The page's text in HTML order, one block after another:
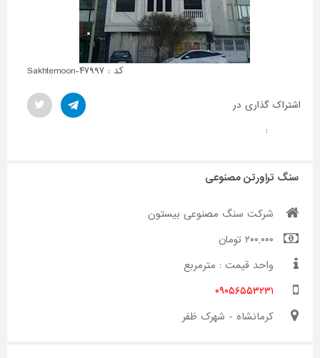
کد : Sakhtemoon-۴۷۹۹۷
اشتراک گذاری در
:
سنگ تراورتن مصنوعی
شرکت سنگ مصنوعی بیستون
۲۰۰,۰۰۰ تومان
واحد قیمت : مترمربع
۰۹۰۵۶۵۵۳۲۳۱
کرمانشاه - شهرک ظفر